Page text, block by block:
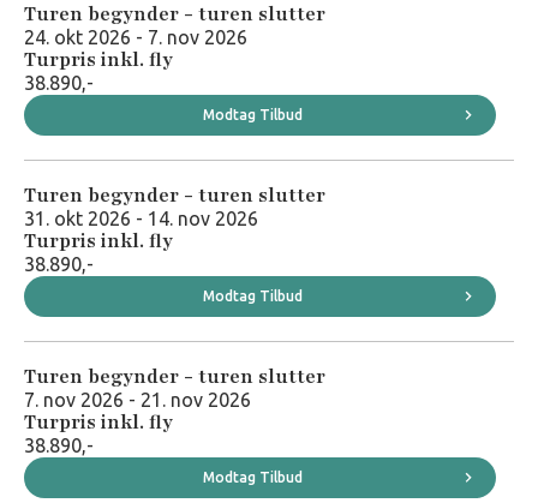
Turen begynder - turen slutter
24. okt 2026 - 7. nov 2026
Turpris inkl. fly
38.890,-
Modtag Tilbud
Turen begynder - turen slutter
31. okt 2026 - 14. nov 2026
Turpris inkl. fly
38.890,-
Modtag Tilbud
Turen begynder - turen slutter
7. nov 2026 - 21. nov 2026
Turpris inkl. fly
38.890,-
Modtag Tilbud